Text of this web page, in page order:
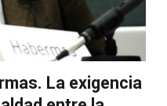
La exigencia